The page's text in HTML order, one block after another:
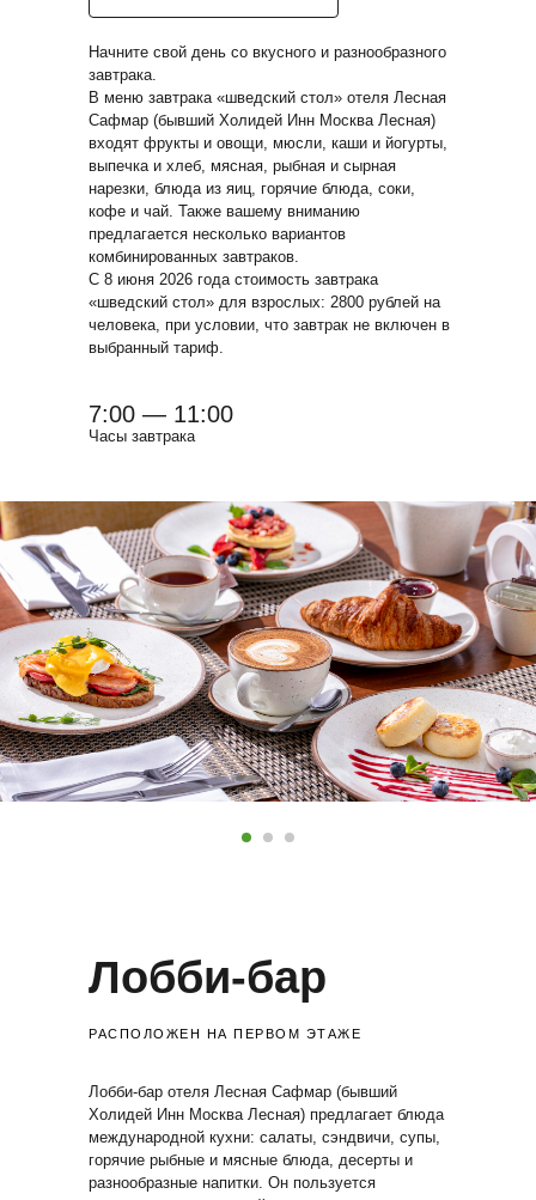
7:00 — 11:00
Часы завтрака
Начните свой день со вкусного и разнообразного
завтрака.
В меню завтрака «шведский стол» отеля Лесная
Сафмар (бывший Холидей Инн Москва Лесная)
входят фрукты и овощи, мюсли, каши и йогурты,
выпечка и хлеб, мясная, рыбная и сырная
нарезки, блюда из яиц, горячие блюда, соки,
кофе и чай. Также вашему вниманию
предлагается несколько вариантов
комбинированных завтраков.
С 8 июня 2026 года стоимость завтрака
«шведский стол» для взрослых: 2800 рублей на
человека, при условии, что завтрак не включен в
выбранный тариф.
Лобби-бар
Лобби-бар отеля Лесная Сафмар (бывший
Холидей Инн Москва Лесная) предлагает блюда
международной кухни: салаты, сэндвичи, супы,
горячие рыбные и мясные блюда, десерты и
разнообразные напитки. Он пользуется
РАСПОЛОЖЕН НА ПЕРВОМ ЭТАЖЕ